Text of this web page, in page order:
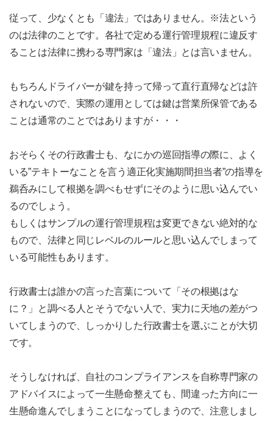
従って、少なくとも「違法」ではありません。※法という
のは法律のことです。各社で定める運行管理規程に違反す
ることは法律に携わる専門家は「違法」とは言いません。
もちろんドライバーが鍵を持って帰って直行直帰などは許
されないので、実際の運用としては鍵は営業所保管である
ことは通常のことではありますが・・・
おそらくその行政書士も、なにかの巡回指導の際に、よく
いる”テキトーなことを言う適正化実施期間担当者”の指導を
鵜呑みにして根拠を調べもせずにそのように思い込んでい
るのでしょう。
もしくはサンプルの運行管理規程は変更できない絶対的な
もので、法律と同じレベルのルールと思い込んでしまって
いる可能性もあります。
行政書士は誰かの言った言葉について「その根拠はな
に？」と調べる人とそうでない人で、実力に天地の差がつ
いてしまうので、しっかりした行政書士を選ぶことが大切
です。
そうしなければ、自社のコンプライアンスを自称専門家の
アドバイスによって一生懸命整えても、間違った方向に一
生懸命進んでしまうことになってしまうので、注意しまし